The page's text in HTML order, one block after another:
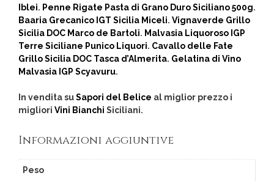
Iblei. Penne Rigate Pasta di Grano Duro Siciliano 500g.
Baaria Grecanico IGT Sicilia Miceli. Vignaverde Grillo
Sicilia DOC Marco de Bartoli. Malvasia Liquoroso IGP
Terre Siciliane Punico Liquori. Cavallo delle Fate
Grillo Sicilia DOC Tasca d’Almerita. Gelatina di Vino
Malvasia IGP Scyavuru.
In vendita suSapori del Belice al miglior prezzo i
migliori Vini Bianchi Siciliani.
Informazioni aggiuntive
Peso